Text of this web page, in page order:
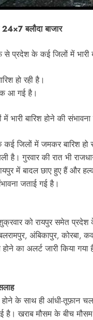
बलौदा बाजार
से प्रदेश के कई जिलों में भारी
हो रही है।
आ गई है।
बारिश होने की
कई जिलों में जमकर बारिश
है। गुरवार की रात भी
में बादल छाए हुए हैं और
जताई गई है।
को रायपुर समेत प्रदेश
अंबिकापुर,
का अलर्ट जारी किया
के साथ ही आंधी-तूफ़ान
है। खराब मौसम के बीच